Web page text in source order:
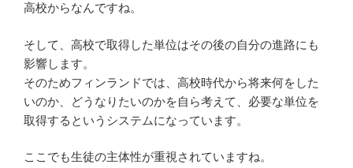
高校からなんですね。
そして、高校で取得した単位はその後の自分の進路にも
影響します。
そのためフィンランドでは、高校時代から将来何をした
いのか、どうなりたいのかを自ら考えて、必要な単位を
取得するというシステムになっています。
ここでも生徒の主体性が重視されていますね。